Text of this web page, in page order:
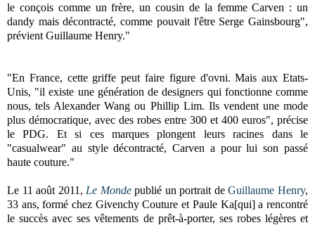
le conçois comme un frère, un cousin de la femme Carven : un
dandy mais décontracté, comme pouvait l'être Serge Gainsbourg",
prévient Guillaume Henry."
"En France, cette griffe peut faire figure d'ovni. Mais aux Etats-
Unis, "il existe une génération de designers qui fonctionne comme
nous, tels Alexander Wang ou Phillip Lim. Ils vendent une mode
plus démocratique, avec des robes entre 300 et 400 euros", précise
le PDG. Et si ces marques plongent leurs racines dans le
"casualwear" au style décontracté, Carven a pour lui son passé
haute couture."
Le 11 août 2011, Le Mondepublié un portrait deGuillaume Henry,
33 ans, formé chez Givenchy Couture et Paule Ka[qui] a rencontré
le succès avec ses vêtements de prêt-à-porter, ses robes légères et